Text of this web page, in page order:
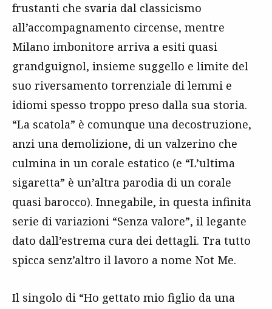
frustanti che svaria dal classicismo
all’accompagnamento circense, mentre
Milano imbonitore arriva a esiti quasi
grandguignol, insieme suggello e limite del
suo riversamento torrenziale di lemmi e
idiomi spesso troppo preso dalla sua storia.
“La scatola” è comunque una decostruzione,
anzi una demolizione, di un valzerino che
culmina in un corale estatico (e “L’ultima
sigaretta” è un’altra parodia di un corale
quasi barocco). Innegabile, in questa infinita
serie di variazioni “Senza valore”, il legante
dato dall’estrema cura dei dettagli. Tra tutto
spicca senz’altro il lavoro a nome Not Me.
Il singolo di “Ho gettato mio figlio da una